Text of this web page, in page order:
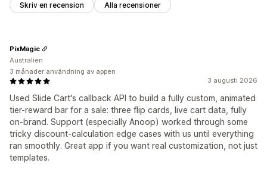
Skriv en recension Alla recensioner
3 augusti 2026
Used Slide Cart's callback API to build a fully custom, animated
tier-reward bar for a sale: three flip cards, live cart data, fully
on-brand. Support (especially Anoop) worked through some
tricky discount-calculation edge cases with us until everything
ran smoothly. Great app if you want real customization, not just
templates.
PixMagic
Australien
3 månader användning av appen